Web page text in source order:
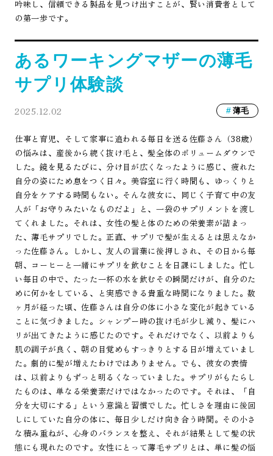
吟味し、信頼できる製品を見つけ出すことが、賢い消費者として
の第一歩です。
あるワーキングマザーの薄毛
サプリ体験談
2025.12.02 薄毛
仕事と育児、そして家事に追われる毎日を送る佐藤さん（38歳）
の悩みは、産後から続く抜け毛と、髪全体のボリュームダウンで
した。鏡を見るたびに、分け目が広くなったように感じ、疲れた
自分の姿にため息をつく日々。美容室に行く時間も、ゆっくりと
自分をケアする時間もない。そんな彼女に、同じく子育て中の友
人が「お守りみたいなものだよ」と、一袋のサプリメントを渡し
てくれました。それは、女性の髪と体のための栄養素が詰まっ
た、薄毛サプリでした。正直、サプリで髪が生えるとは思えなか
った佐藤さん。しかし、友人の言葉に後押しされ、その日から毎
朝、コーヒーと一緒にサプリを飲むことを日課にしました。忙し
い毎日の中で、たった一杯の水を飲むその瞬間だけが、自分のた
めに何かをしている、と実感できる貴重な時間になりました。数
ヶ月が経った頃、佐藤さんは自分の体に小さな変化が起きている
ことに気づきました。シャンプー時の抜け毛が少し減り、髪にハ
リが出てきたように感じたのです。それだけでなく、以前よりも
肌の調子が良く、朝の目覚めもすっきりとする日が増えていまし
た。劇的に髪が増えたわけではありません。でも、彼女の表情
は、以前よりもずっと明るくなっていました。サプリがもたらし
たものは、単なる栄養素だけではなかったのです。それは、「自
分を大切にする」という意識と習慣でした。忙しさを理由に後回
しにしていた自分の体に、毎日少しだけ向き合う時間。その小さ
な積み重ねが、心身のバランスを整え、それが結果として髪の状
態にも現れたのです。女性にとって薄毛サプリとは、単に髪の悩